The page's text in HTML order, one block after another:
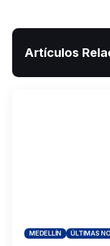
Artículos
MEDELLÍN ÚLTIMAS